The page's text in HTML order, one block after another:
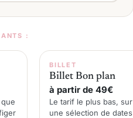
:
BILLET
Billet Bon plan
à partir de 49€
Le tarif le plus bas, sur
une sélection de dates